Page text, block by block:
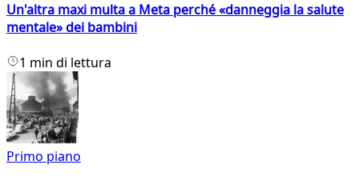
Un'altra maxi multa a Meta perché «danneggia la salute
mentale» dei bambini
1 min di lettura
Primo piano